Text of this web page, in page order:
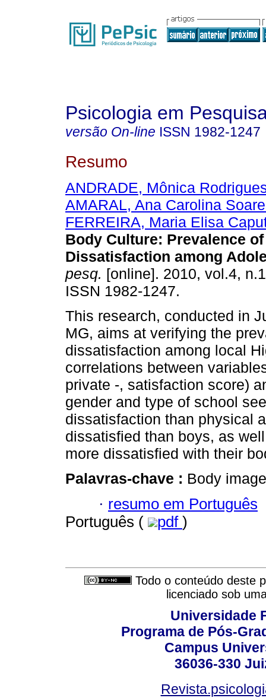
Psicologia em
versão On-line ISSN 1982-1247
Resumo
ANDRADE, Mônica
AMARAL, Ana Carolina
FERREIRA, Maria Elisa
Body Culture: Prevalence
Dissatisfaction among
pesq. [online]. 2010, vol.4,
ISSN 1982-1247.
This research, conducted in
MG, aims at verifying the
dissatisfaction among local
correlations between
private -, satisfaction score)
gender and type of school
dissatisfaction than physical
dissatisfied than boys, as
more dissatisfied with their
Palavras-chave : Body
· resumo em Português
Português (
pdf )
Todo o conteúdo deste
licenciado sob
Universidade
Programa de Pós-
Campus
36036-330